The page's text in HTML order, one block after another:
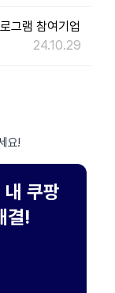
그램 참여기업
24.10.29
요!
쿠팡
결!